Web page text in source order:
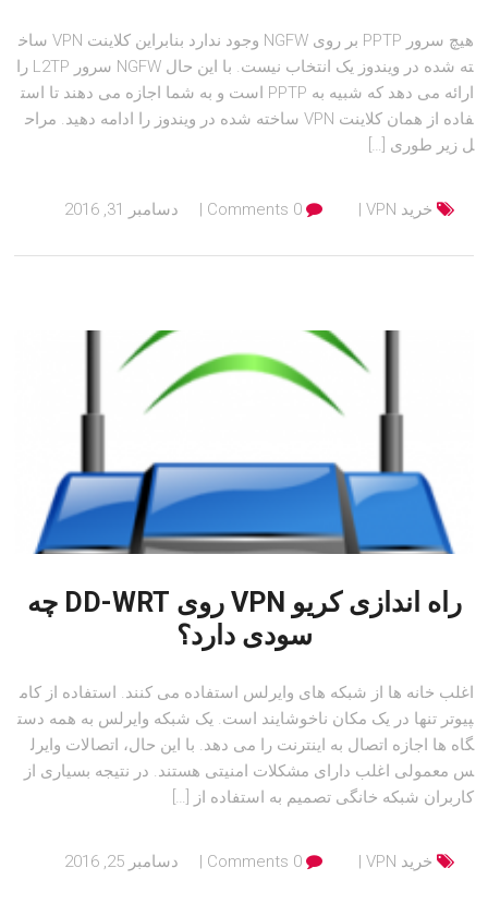
هیچ سرور PPTP بر روی NGFW وجود ندارد بنابراین کلاینت VPN ساخ
ته شده در ویندوز یک انتخاب نیست. با این حال NGFW سرور L2TP را
ارائه می دهد که شبیه به PPTP است و به شما اجازه می دهند تا است
فاده از همان کلاینت VPN ساخته شده در ویندوز را ادامه دهید. مراح
ل زیر طوری […]
خرید VPN 0 Comments دسامبر 31, 2016
راه اندازی کریو VPN روی DD-WRT چه
سودی دارد؟
اغلب خانه ها از شبکه های وایرلس استفاده می کنند. استفاده از کام
پیوتر تنها در یک مکان ناخوشایند است. یک شبکه وایرلس به همه دست
گاه ها اجازه اتصال به اینترنت را می دهد. با این حال، اتصالات وایرل
س معمولی اغلب دارای مشکلات امنیتی هستند. در نتیجه بسیاری از
کاربران شبکه خانگی تصمیم به استفاده از […]
خرید VPN 0 Comments دسامبر 25, 2016